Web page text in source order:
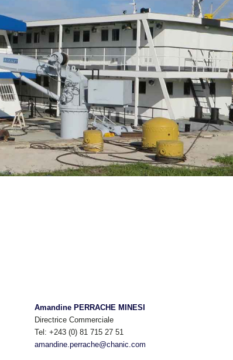
Amandine PERRACHE MINESI
Directrice Commerciale
Tel: +243 (0) 81 715 27 51
amandine.perrache@chanic.com